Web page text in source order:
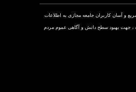
و آسان کاربران جامعه مجازی به اطلاعات
، جهت بهبود سطح دانش و آگاهی عموم مردم